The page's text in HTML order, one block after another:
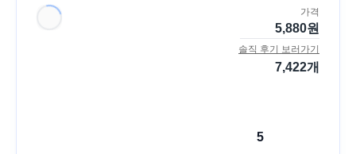
가격
5,880원
솔직 후기 보러가기
7,422개
5